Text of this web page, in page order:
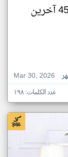
مقتل 9 مهاجرين وفقدان 45 آخرين
Mar 30, 2026
عدد الكلمات: ١٩٨